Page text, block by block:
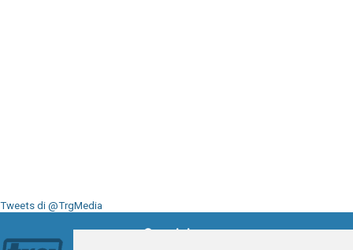
Tweets di @TrgMedia
Seguici su